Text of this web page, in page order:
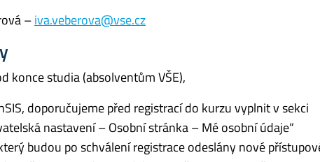
–iva.veberova@vse.cz
konce studia (absolventům VŠE),
doporučujeme před registrací do kurzu vyplnit v sekci
nastavení – Osobní stránka – Mé osobní údaje“
budou po schválení registrace odeslány nové